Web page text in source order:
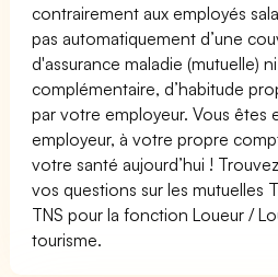
contrairement aux employés
pas automatiquement d’une
d'assurance maladie (mutuelle)
complémentaire, d’habitude
par votre employeur. Vous
employeur, à votre propre
votre santé aujourd’hui !
vos questions sur les mutuelles
TNS pour la fonction Loueur /
tourisme.